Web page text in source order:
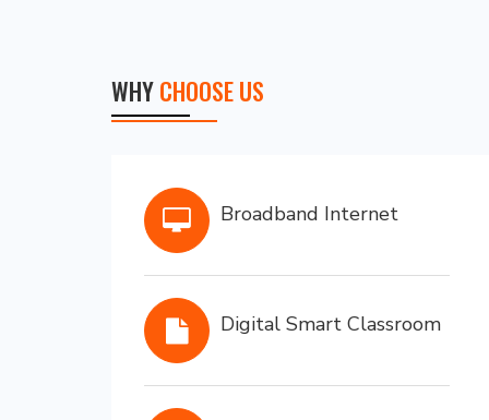
WHYCHOOSE US
Broadband Internet
Digital Smart Classroom